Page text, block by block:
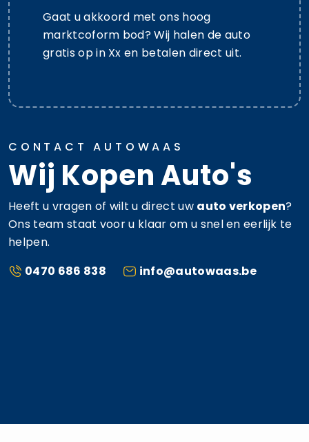
Gaat u akkoord met ons hoog
marktcoform bod? Wij halen de auto
gratis op in Xx en betalen direct uit.
CONTACT AUTOWAAS
Wij Kopen Auto's
Heeft u vragen of wilt u direct uw auto verkopen?
Ons team staat voor u klaar om u snel en eerlijk te
helpen.
0470 686 838
info@autowaas.be